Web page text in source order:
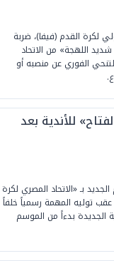
لكرة القدم (فيفا)، ضربة
اللهجة» من الاتحاد
الفوري عن منصبه أو
للأندية بعد
بـ «الاتحاد المصري لكرة
عقب توليه المهمة رسمياً خلفاً
الجديدة بدءاً من الموسم